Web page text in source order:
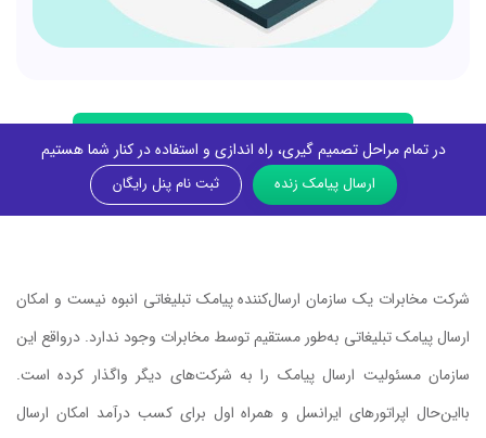
در تمام مراحل تصمیم گیری، راه اندازی و استفاده در کنار شما هستیم
ارسال پیامک زنده ثبت نام پنل رایگان
شرکت مخابرات یک سازمان ارسال‌کننده پیامک تبلیغاتی انبوه نیست و امکان
ارسال پیامک تبلیغاتی به‌طور‌ مستقیم توسط مخابرات وجود ندارد. درواقع این
سازمان مسئولیت ارسال پیامک را به شرکت‌های دیگر واگذار کرده است​​.
بااین‌حال اپراتورهای ایرانسل و همراه اول برای کسب درآمد امکان ارسال